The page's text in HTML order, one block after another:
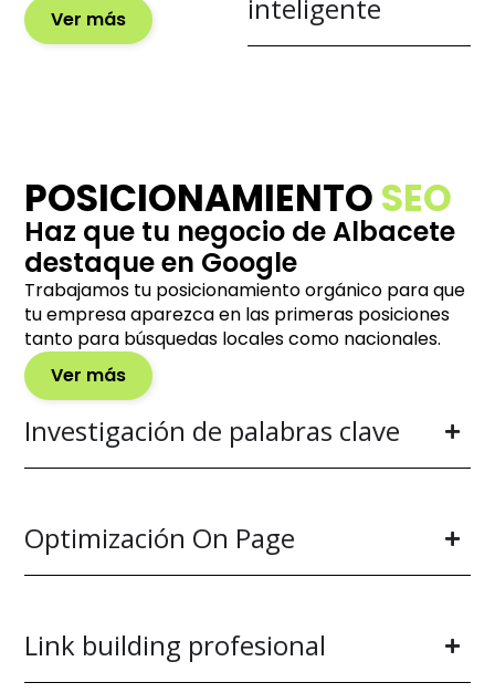
Ver más
inteligente
Investigación de palabras clave
Optimización On Page
Link building profesional
POSICIONAMIENTOSEO
Haz que tu negocio de Albacete
destaque en Google
Trabajamos tu posicionamiento orgánico para que
tu empresa aparezca en las primeras posiciones
tanto para búsquedas locales como nacionales.
Ver más